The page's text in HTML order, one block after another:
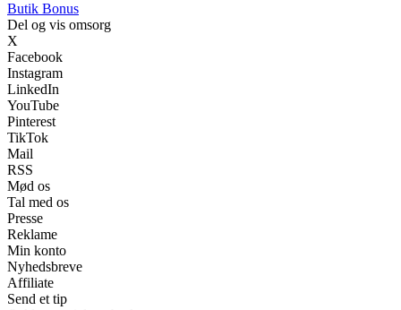
Butik Bonus
Del og vis omsorg
X
Facebook
Instagram
LinkedIn
YouTube
Pinterest
TikTok
Mail
RSS
Mød os
Tal med os
Presse
Reklame
Min konto
Nyhedsbreve
Affiliate
Send et tip